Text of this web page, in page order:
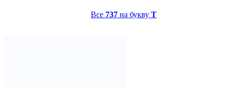
Все 737 на букву T